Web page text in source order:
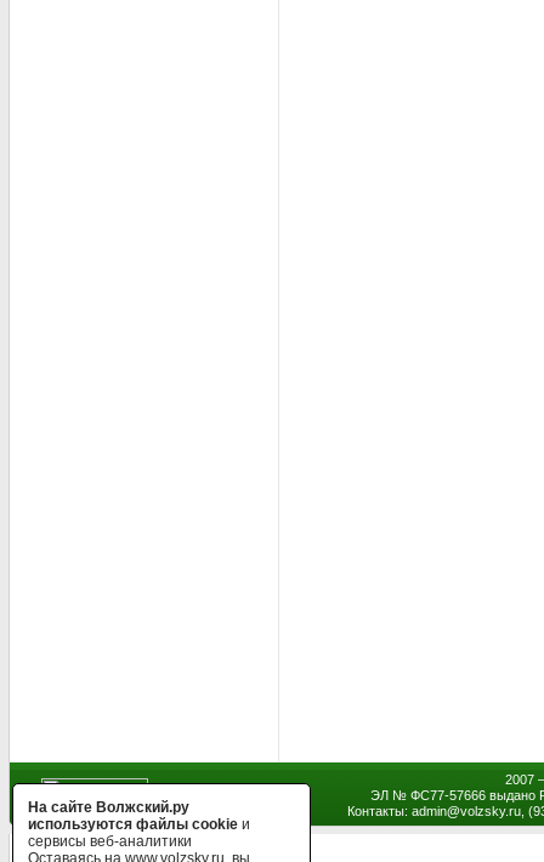
2007
ЭЛ № ФС77-57666 выдано
Контакты: admin@volzsky.ru,
На сайте Волжский.ру
используются файлы cookie и
сервисы веб-аналитики
Оставаясь на www.volzsky.ru, вы